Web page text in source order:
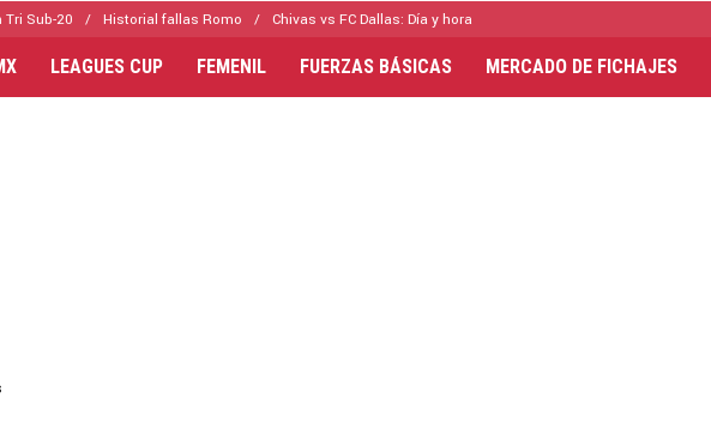
Tri Sub-20 Historial fallas Romo Chivas vs FC Dallas: Día y hora
LEAGUES CUP FEMENIL FUERZAS BÁSICAS MERCADO DE FICHAJES